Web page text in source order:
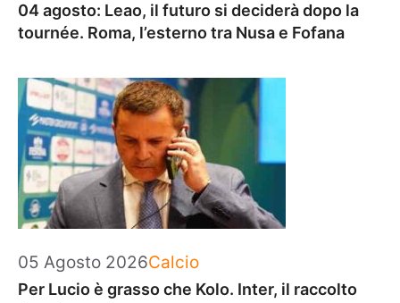
04 agosto: Leao, il futuro si deciderà dopo la
tournée. Roma, l’esterno tra Nusa e Fofana
05 Agosto 2026Categorie
Calcio
Per Lucio è grasso che Kolo. Inter, il raccolto